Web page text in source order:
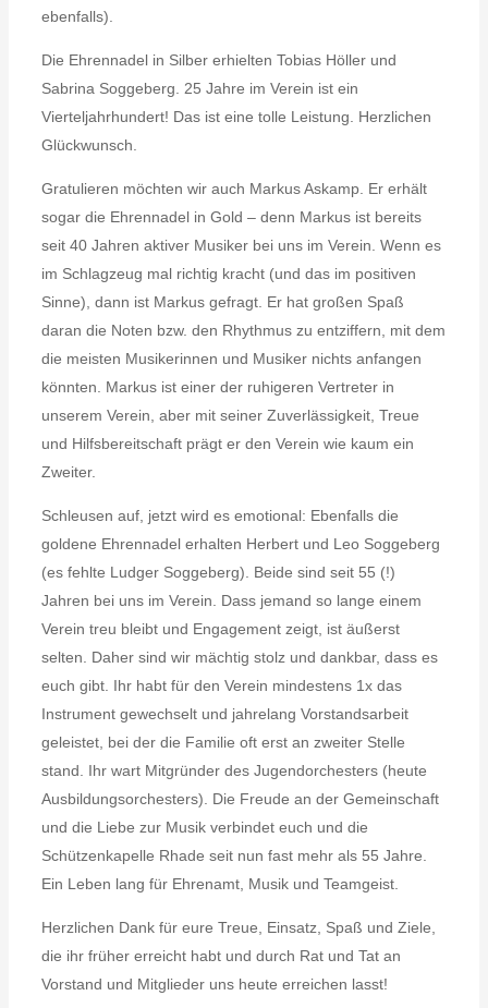
ebenfalls).
Die Ehrennadel in Silber erhielten Tobias Höller und
Sabrina Soggeberg. 25 Jahre im Verein ist ein
Vierteljahrhundert! Das ist eine tolle Leistung. Herzlichen
Glückwunsch.
Gratulieren möchten wir auch Markus Askamp. Er erhält
sogar die Ehrennadel in Gold – denn Markus ist bereits
seit 40 Jahren aktiver Musiker bei uns im Verein. Wenn es
im Schlagzeug mal richtig kracht (und das im positiven
Sinne), dann ist Markus gefragt. Er hat großen Spaß
daran die Noten bzw. den Rhythmus zu entziffern, mit dem
die meisten Musikerinnen und Musiker nichts anfangen
könnten. Markus ist einer der ruhigeren Vertreter in
unserem Verein, aber mit seiner Zuverlässigkeit, Treue
und Hilfsbereitschaft prägt er den Verein wie kaum ein
Zweiter.
Schleusen auf, jetzt wird es emotional: Ebenfalls die
goldene Ehrennadel erhalten Herbert und Leo Soggeberg
(es fehlte Ludger Soggeberg). Beide sind seit 55 (!)
Jahren bei uns im Verein. Dass jemand so lange einem
Verein treu bleibt und Engagement zeigt, ist äußerst
selten. Daher sind wir mächtig stolz und dankbar, dass es
euch gibt. Ihr habt für den Verein mindestens 1x das
Instrument gewechselt und jahrelang Vorstandsarbeit
geleistet, bei der die Familie oft erst an zweiter Stelle
stand. Ihr wart Mitgründer des Jugendorchesters (heute
Ausbildungsorchesters). Die Freude an der Gemeinschaft
und die Liebe zur Musik verbindet euch und die
Schützenkapelle Rhade seit nun fast mehr als 55 Jahre.
Ein Leben lang für Ehrenamt, Musik und Teamgeist.
Herzlichen Dank für eure Treue, Einsatz, Spaß und Ziele,
die ihr früher erreicht habt und durch Rat und Tat an
Vorstand und Mitglieder uns heute erreichen lasst!